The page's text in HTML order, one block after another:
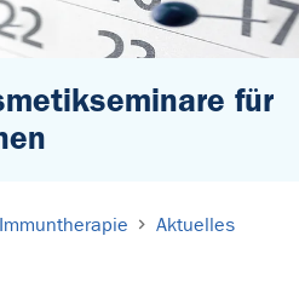
für
Aktuelles